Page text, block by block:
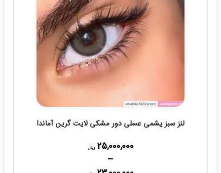
لنز سبز یشمی عسلی دور مشکی لایت گرین آماندا
25,000,000 ریال
–
Price